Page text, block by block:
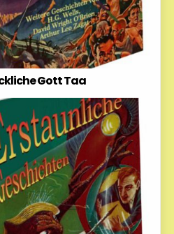
Gott Taa